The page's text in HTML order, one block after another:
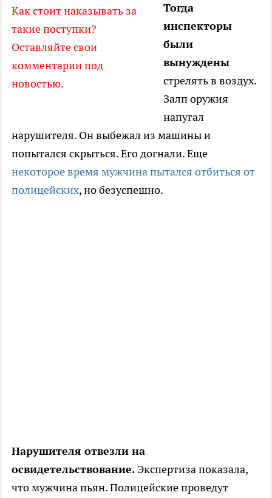
Как стоит наказывать за
такие поступки?
Оставляйте свои
комментарии под
новостью.
Тогда
инспекторы
были
вынуждены
стрелять в воздух.
Залп оружия
напугал
нарушителя. Он выбежал из машины и
попытался скрыться. Его догнали. Еще
некоторое время мужчина пытался отбиться от
полицейских, но безуспешно.
Нарушителя отвезли на
освидетельствование. Экспертиза показала,
что мужчина пьян. Полицейские проведут